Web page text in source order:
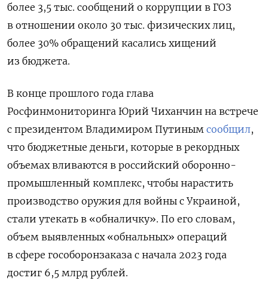
более 3,5 тыс. сообщений о коррупции в ГОЗ
в отношении около 30 тыс. физических лиц,
более 30% обращений касались хищений
из бюджета.
В конце прошлого года глава
Росфинмониторинга Юрий Чиханчин на встрече
с президентом Владимиром Путиным сообщил,
что бюджетные деньги, которые в рекордных
объемах вливаются в российский оборонно-
промышленный комплекс, чтобы нарастить
производство оружия для войны с Украиной,
стали утекать в «обналичку». По его словам,
объем выявленных «обнальных» операций
в сфере гособоронзаказа с начала 2023 года
достиг 6,5 млрд рублей.